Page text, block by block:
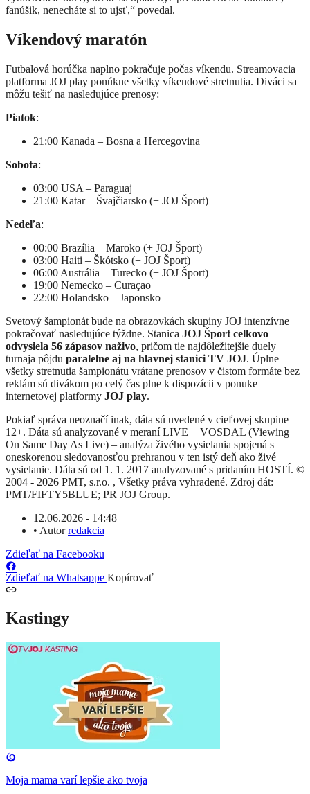
fanúšik, nenecháte si to ujsť,“ povedal.
Víkendový maratón
Futbalová horúčka naplno pokračuje počas víkendu. Streamovacia
platforma JOJ play ponúkne všetky víkendové stretnutia. Diváci sa
môžu tešiť na nasledujúce prenosy:
Piatok:
21:00 Kanada – Bosna a Hercegovina
Sobota:
03:00 USA – Paraguaj
21:00 Katar – Švajčiarsko (+ JOJ Šport)
Nedeľa:
00:00 Brazília – Maroko (+ JOJ Šport)
03:00 Haiti – Škótsko (+ JOJ Šport)
06:00 Austrália – Turecko (+ JOJ Šport)
19:00 Nemecko – Curaçao
22:00 Holandsko – Japonsko
Svetový šampionát bude na obrazovkách skupiny JOJ intenzívne
pokračovať nasledujúce týždne. Stanica JOJ Šport celkovo
odvysiela 56 zápasov naživo, pričom tie najdôležitejšie duely
turnaja pôjdu paralelne aj na hlavnej stanici TV JOJ. Úplne
všetky stretnutia šampionátu vrátane prenosov v čistom formáte bez
reklám sú divákom po celý čas plne k dispozícii v ponuke
internetovej platformy JOJ play.
Pokiaľ správa neoznačí inak, dáta sú uvedené v cieľovej skupine
12+. Dáta sú analyzované v meraní LIVE + VOSDAL (Viewing
On Same Day As Live) – analýza živého vysielania spojená s
oneskorenou sledovanosťou prehranou v ten istý deň ako živé
vysielanie. Dáta sú od 1. 1. 2017 analyzované s pridaním HOSTÍ. ©
2004 - 2026 PMT, s.r.o. , Všetky práva vyhradené. Zdroj dát:
PMT/FIFTY5BLUE; PR JOJ Group.
12.06.2026 - 14:48
• Autorredakcia
Zdieľať na Facebooku
Zdieľať na Whatsappe Kopírovať
Kastingy
Moja mama varí lepšie ako tvoja